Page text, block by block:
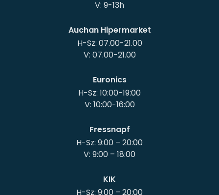
Auchan Hipermarket
H-Sz: 07.00-21.00
V: 07.00-21.00
Euronics
H-Sz: 10:00-19:00
V: 10:00-16:00
Fressnapf
H-Sz: 9:00 – 20:00
KIK
H-Sz: 9:00 – 20:00